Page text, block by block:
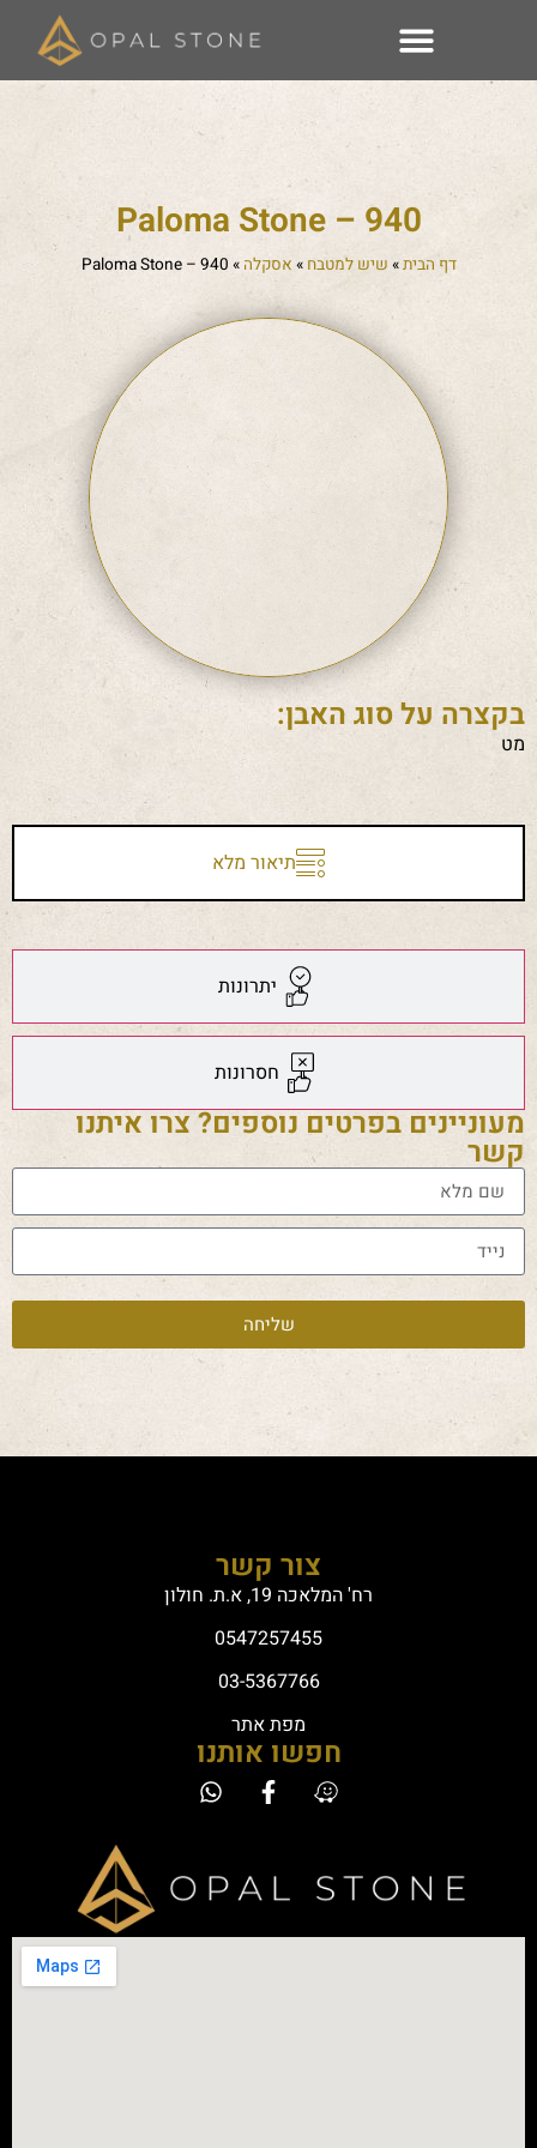
Paloma Stone – 940
דף הבית» שיש למטבח » אסקלה »
Paloma Stone – 940
בקצרה על סוג האבן:
מט
תיאור מלא
יתרונות
חסרונות
מעוניינים בפרטים נוספים? צרו איתנו
קשר
שליחה
צור קשר
רח' המלאכה 19, א.ת. חולון
0547257455
03-5367766
מפת אתר
חפשו אותנו